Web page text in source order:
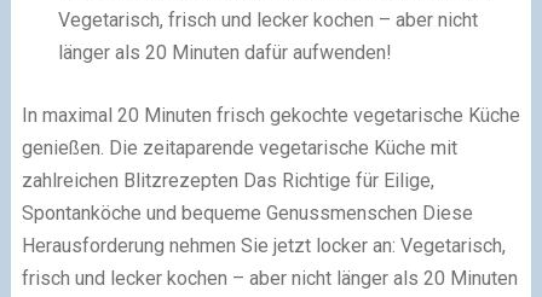
Vegetarisch, frisch und lecker kochen – aber nicht
länger als 20 Minuten dafür aufwenden!
In maximal 20 Minuten frisch gekochte vegetarische Küche
genießen. Die zeitaparende vegetarische Küche mit
zahlreichen Blitzrezepten Das Richtige für Eilige,
Spontanköche und bequeme Genussmenschen Diese
Herausforderung nehmen Sie jetzt locker an: Vegetarisch,
frisch und lecker kochen – aber nicht länger als 20 Minuten